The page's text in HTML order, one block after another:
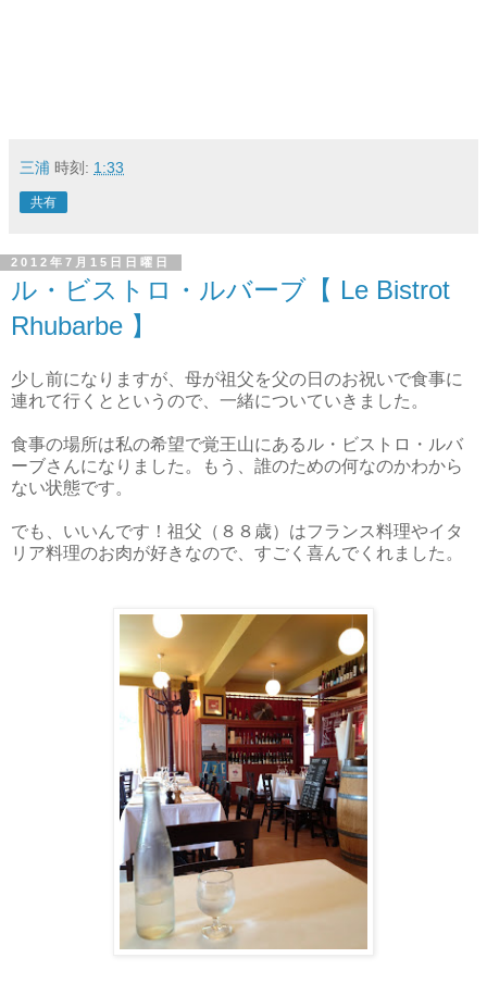
三浦 時刻: 1:33
共有
2012年7月15日日曜日
ル・ビストロ・ルバーブ【 Le Bistrot
Rhubarbe 】
少し前になりますが、母が祖父を父の日のお祝いで食事に
連れて行くとというので、一緒についていきました。
食事の場所は私の希望で覚王山にあるル・ビストロ・ルバ
ーブさんになりました。もう、誰のための何なのかわから
ない状態です。
でも、いいんです！祖父（８８歳）はフランス料理やイタ
リア料理のお肉が好きなので、すごく喜んでくれました。